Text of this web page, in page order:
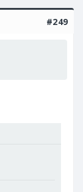
#249